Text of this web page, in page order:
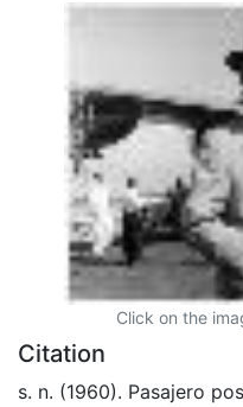
Click on the
Citation
s. n. (1960). Pasajero